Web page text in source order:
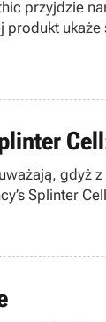
przyjdzie
Splinter